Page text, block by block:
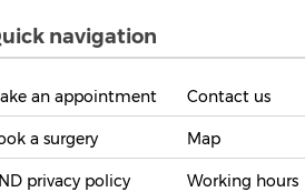
navigation
an appointment
a surgery
privacy policy
Contact us
Map
Working hours